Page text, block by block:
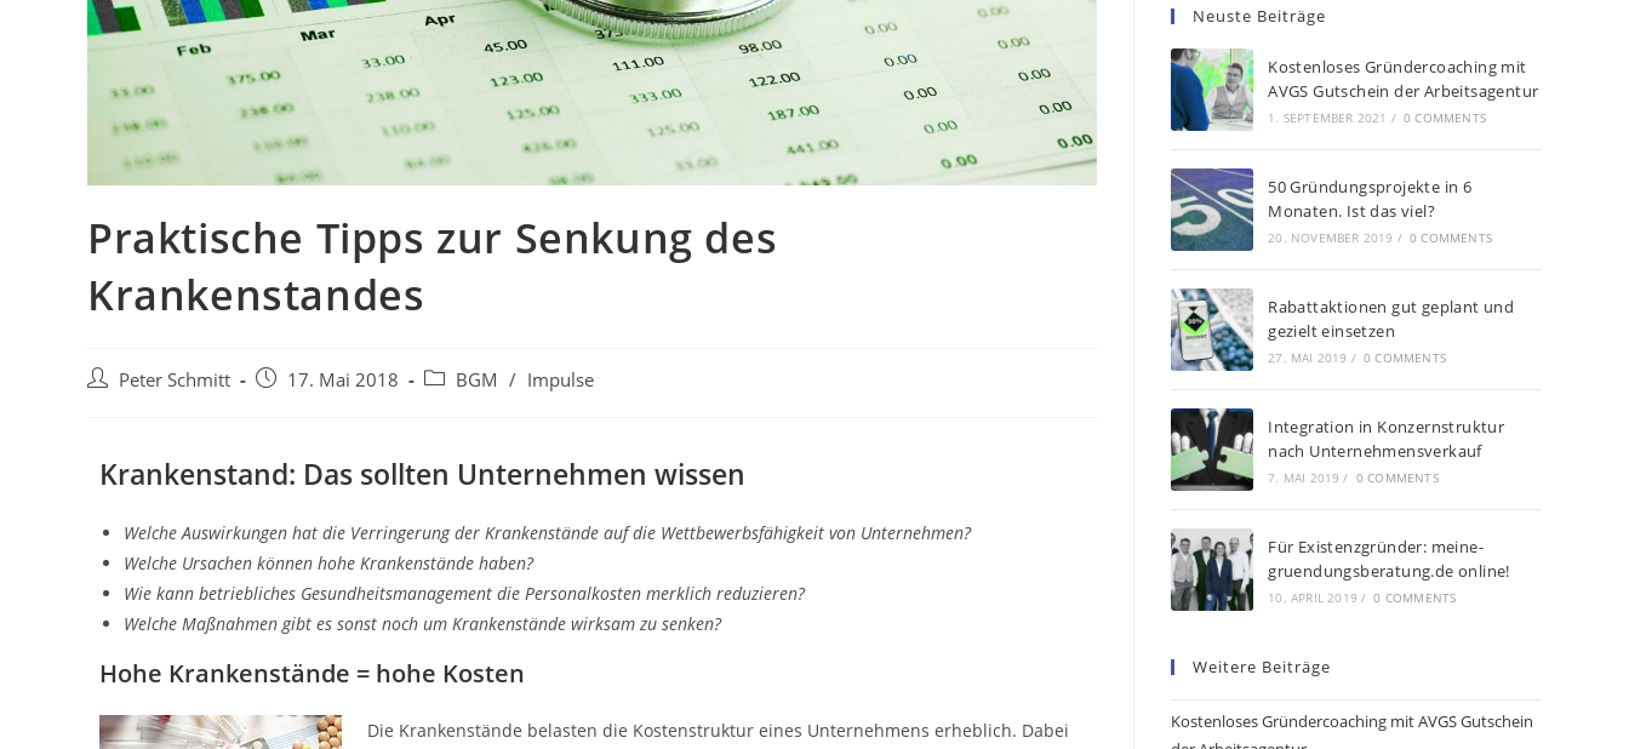
Praktische Tipps zur Senkung des
Krankenstandes
Peter Schmitt 17. Mai 2018 BGM / Impulse
Krankenstand: Das sollten Unternehmen wissen
Welche Auswirkungen hat die Verringerung der Krankenstände auf die Wettbewerbsfähigkeit von Unternehmen?
Welche Ursachen können hohe Krankenstände haben?
Wie kann betriebliches Gesundheitsmanagement die Personalkosten merklich reduzieren?
Welche Maßnahmen gibt es sonst noch um Krankenstände wirksam zu senken?
Hohe Krankenstände = hohe Kosten
Die Krankenstände belasten die Kostenstruktur eines Unternehmens erheblich. Dabei
Neuste Beiträge
Kostenloses Gründercoaching mit
AVGS Gutschein der Arbeitsagentur
1. SEPTEMBER 2021 / 0 COMMENTS
50 Gründungsprojekte in 6
Monaten. Ist das viel?
20. NOVEMBER 2019 / 0 COMMENTS
Rabattaktionen gut geplant und
gezielt einsetzen
27. MAI 2019 / 0 COMMENTS
Integration in Konzernstruktur
nach Unternehmensverkauf
7. MAI 2019 / 0 COMMENTS
Für Existenzgründer: meine-
gruendungsberatung.de online!
10. APRIL 2019 / 0 COMMENTS
Weitere Beiträge
Kostenloses Gründercoaching mit AVGS Gutschein